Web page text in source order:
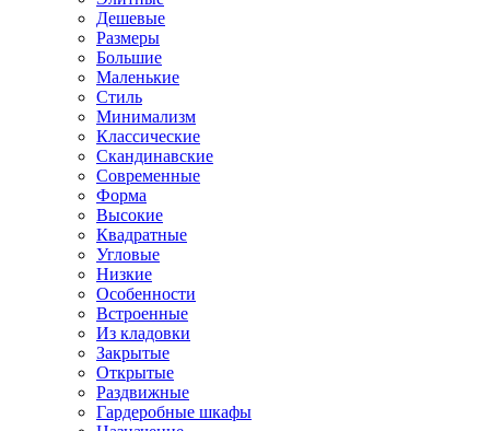
Дешевые
Размеры
Большие
Маленькие
Стиль
Минимализм
Классические
Скандинавские
Современные
Форма
Высокие
Квадратные
Угловые
Низкие
Особенности
Встроенные
Из кладовки
Закрытые
Открытые
Раздвижные
Гардеробные шкафы